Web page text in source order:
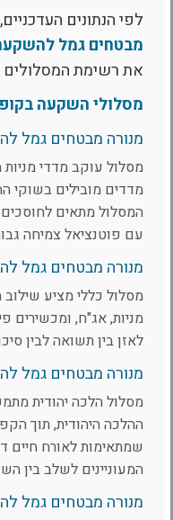
לפי הנתונים
מבטחים גמל
את רשימת המסלולים
מסלולי השקעה
מנורה מבטחים גמל
מסלול עוקב מדדי
המסלול מתאים
עם פוטנציאל צמיחה
מנורה מבטחים גמל
מסלול כללי מציע
מניות, אג"ח, ומכשירים
לאזן בין תשואה לבין
מנורה מבטחים גמל
מסלול הלכה יהודית
ההלכה היהודית, תוך
שמתאימות לאורח חיים
המעוניינים לשלב בין
מנורה מבטחים גמל